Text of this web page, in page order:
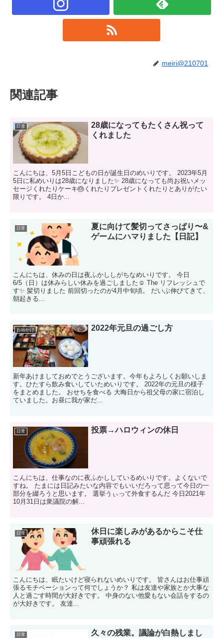
meiri@210701
関連記事
日常
28歳になってもたくさん祝って
くれました
こんにちは、5月5日こどもの日が誕生日のめいりです。 2023年5月
5日に私めいりは28歳になりました✨ 28歳になっても尚お祝いメッ
セージくれたりケーキ🎂くれたりプレゼントくれたりとありがたい
限りです。 4日か...
日常
夏に向けて髪切ってさっぱり〜&
ゲームにハマりました【日記】
こんにちは、休みの日は夜ふかししがちなめいりです。 今日
6/5（日）は休みらしい休みを過ごしました☺️ The リフレッシュで
す✨ 髪切りました 前回切ったのが4月中旬頃。 だいぶ伸びてきて、
朝起きる...
お出かけ 2022年元旦の過ごし方
新年あけましておめでとうございます。今年もよろしくお願いしま
す。ひたすら飲み食いしていためいりです。 2022年の元旦の様子
をまとめました。 おせちを食べる 大晦日から祖父母の家に宿泊し
ていました。お昼に我が家だ...
日常 投票→ハロウィンの休日
こんにちは、仕事なのに夜ふかししているめいりです。よくないで
すね。 たまには日記みたいな内容でもいいだろって思って今日の一
部分を綴ろうと思います。 選挙うぃって外食するんだ 今日2021年
10月31日は衆議院の解...
日常
休日に楽しみがあるからこそ仕
事頑張れる
こんにちは、眠たいけど寝られないめいりです。 皆さんはお仕事頑
張るモチベーションって何でしょうか？ 私は友達や家族とか大事な
人と過ごす時間が大好きです。 中身のない他愛もない会話をするの
が大好きです。 友達...
日常
久々の残業。議論が白熱しまし